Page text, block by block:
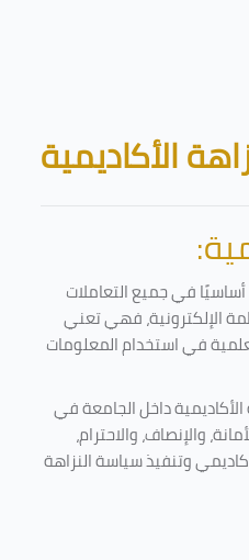
Blocks
الأكاديمية
أساسيًا في جميع التعاملات
الإلكترونية، فهي تعني
في استخدام المعلومات
داخل الجامعة في
والإنصاف، والاحترام،
وتنفيذ سياسة النزاهة